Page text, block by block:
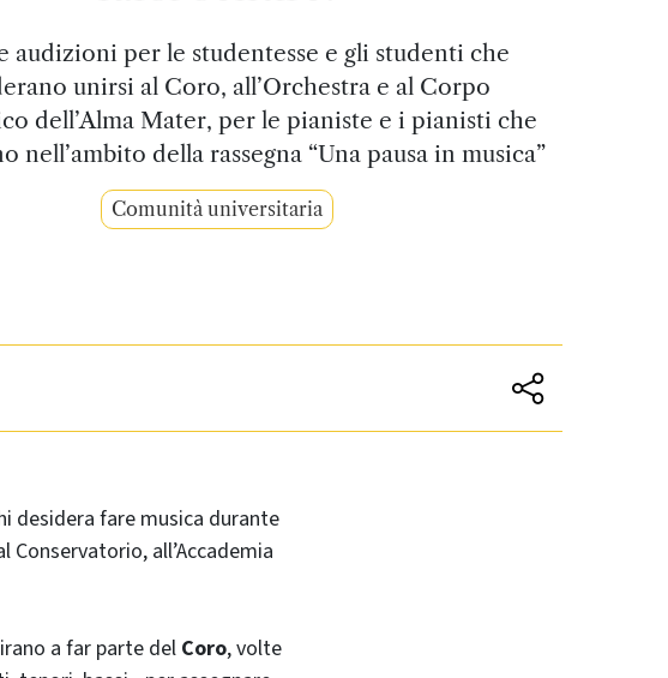
audizioni per le studentesse e gli studenti che
unirsi al Coro, all’Orchestra e al Corpo
dell’Alma Mater, per le pianiste e i pianisti che
nell’ambito della rassegna “Una pausa in musica”
Comunità universitaria
desidera fare musica durante
all’Accademia
a far parte del Coro, volte